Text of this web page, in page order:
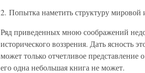
2. Попытка наметить структуру мировой
Ряд приведенных мною соображений
исторического воззрения. Дать ясность
может только отчетливое
его одна небольшая книга не может.